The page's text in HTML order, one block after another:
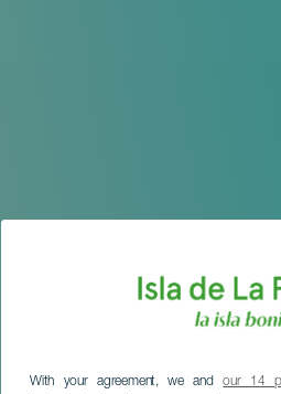
With your agreement, we andour 14